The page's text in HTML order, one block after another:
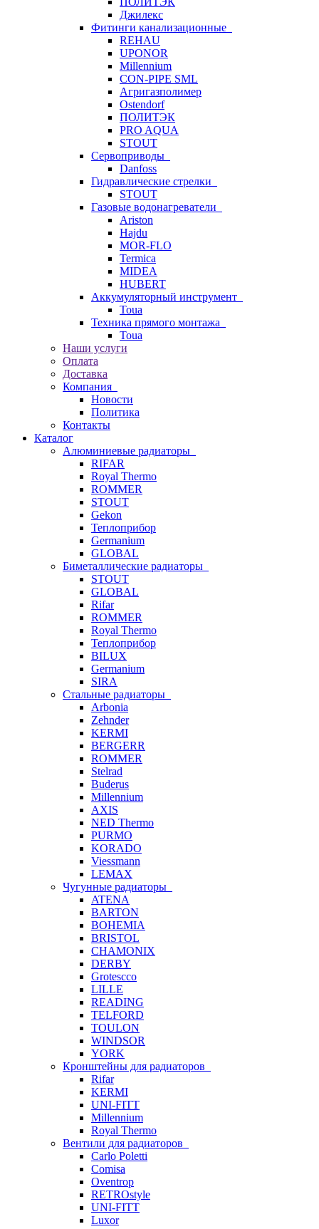
Джилекс
Фитинги канализационные
REHAU
UPONOR
Millennium
CON-PIPE SML
Агригазполимер
Ostendorf
ПОЛИТЭК
PRO AQUA
STOUT
Сервоприводы
Danfoss
Гидравлические стрелки
STOUT
Газовые водонагреватели
Ariston
Hajdu
MOR-FLO
Termica
MIDEA
HUBERT
Аккумуляторный инструмент
Toua
Техника прямого монтажа
Toua
Наши услуги
Оплата
Доставка
Компания
Новости
Политика
Контакты
Каталог
Алюминиевые радиаторы
RIFAR
Royal Thermo
ROMMER
STOUT
Gekon
Теплоприбор
Germanium
GLOBAL
Биметаллические радиаторы
STOUT
GLOBAL
Rifar
ROMMER
Royal Thermo
Теплоприбор
BILUX
Germanium
SIRA
Стальные радиаторы
Arbonia
Zehnder
KERMI
BERGERR
ROMMER
Stelrad
Buderus
Millennium
AXIS
NED Thermo
PURMO
KORADO
Viessmann
LEMAX
Чугунные радиаторы
ATENA
BARTON
BOHEMIA
BRISTOL
CHAMONIX
DERBY
Grotescco
LILLE
READING
TELFORD
TOULON
WINDSOR
YORK
Кронштейны для радиаторов
Rifar
KERMI
UNI-FITT
Millennium
Royal Thermo
Вентили для радиаторов
Carlo Poletti
Comisa
Oventrop
RETROstyle
UNI-FITT
Luxor